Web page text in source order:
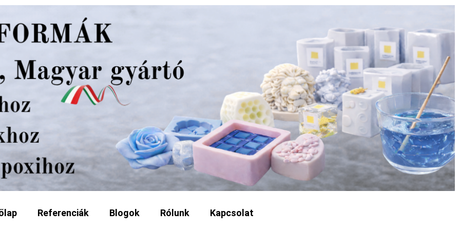
Referenciák Blogok Rólunk Kapcsolat